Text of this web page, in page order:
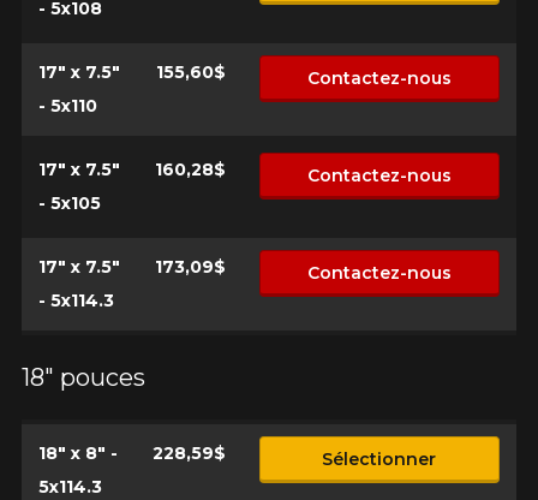
- 5x108
17" x 7.5"
- 5x110
155,60$ Contactez-nous
17" x 7.5"
- 5x105
160,28$ Contactez-nous
17" x 7.5"
- 5x114.3
173,09$ Contactez-nous
18" pouces
18" x 8" -
5x114.3
228,59$ Sélectionner